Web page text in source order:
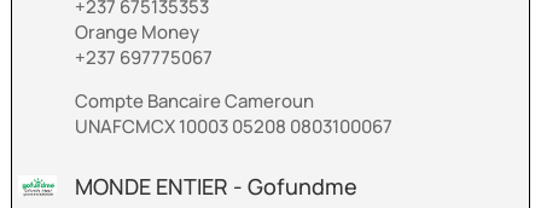
+237 675135353
Orange Money
+237 697775067
Compte Bancaire Cameroun
UNAFCMCX 10003 05208 0803100067
MONDE ENTIER - Gofundme